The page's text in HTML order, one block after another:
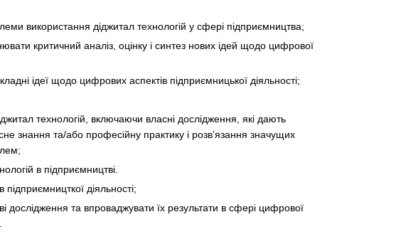
використання діджитал технологій у сфері підприємництва;
критичний аналіз, оцінку і синтез нових ідей щодо цифрової
ідеї щодо цифрових аспектів підприємницької діяльності;
технологій, включаючи власні дослідження, які дають
знання та/або професійну практику і розв’язання значущих
в підприємництві.
діяльності;
дослідження та впроваджувати їх результати в сфері цифрової